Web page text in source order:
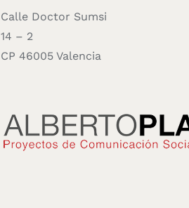
Calle Doctor Sumsi
14 – 2
CP 46005 Valencia